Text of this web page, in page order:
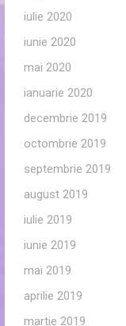
iulie 2020
iunie 2020
mai 2020
ianuarie 2020
decembrie 2019
octombrie 2019
septembrie 2019
august 2019
iulie 2019
iunie 2019
mai 2019
aprilie 2019
martie 2019